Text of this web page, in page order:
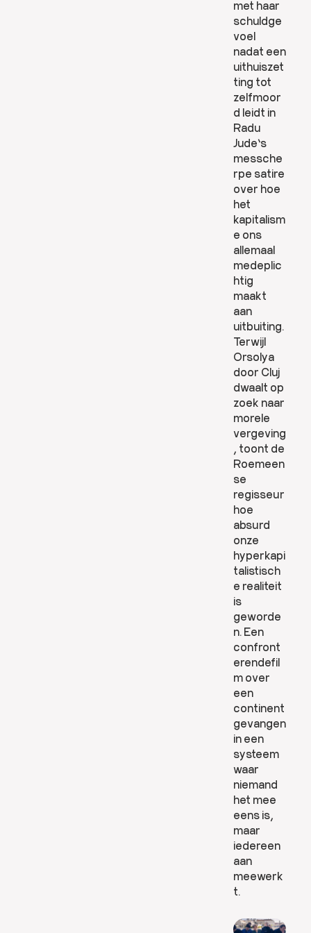
met haar
schuldge
voel
nadat een
uithuiszet
ting tot
zelfmoor
d leidt in
Radu
Jude’s
messche
rpe satire
over hoe
het
kapitalism
e ons
allemaal
medeplic
htig
maakt
aan
uitbuiting.
Terwijl
Orsolya
door Cluj
dwaalt op
zoek naar
morele
vergeving
, toont de
Roemeen
se
regisseur
hoe
absurd
onze
hyperkapi
talistisch
e realiteit
is
geworde
n. Een
confront
erendefil
m over
een
continent
gevangen
in een
systeem
waar
niemand
het mee
eens is,
maar
iedereen
aan
meewerk
t.
L
s